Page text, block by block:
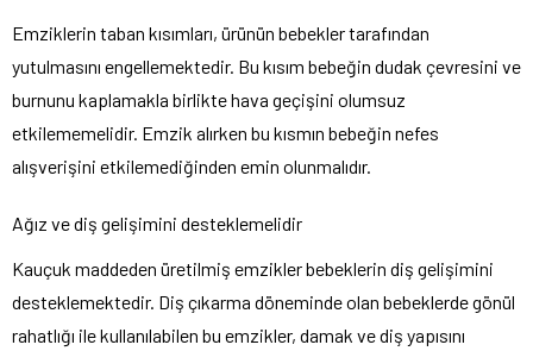
Emziklerin taban kısımları, ürünün bebekler tarafından
yutulmasını engellemektedir. Bu kısım bebeğin dudak çevresini ve
burnunu kaplamakla birlikte hava geçişini olumsuz
etkilememelidir. Emzik alırken bu kısmın bebeğin nefes
alışverişini etkilemediğinden emin olunmalıdır.
Ağız ve diş gelişimini desteklemelidir
Kauçuk maddeden üretilmiş emzikler bebeklerin diş gelişimini
desteklemektedir. Diş çıkarma döneminde olan bebeklerde gönül
rahatlığı ile kullanılabilen bu emzikler, damak ve diş yapısını